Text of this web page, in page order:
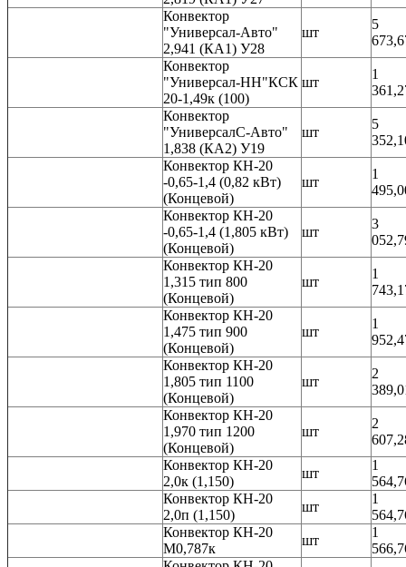
Конвектор
"Универсал-Авто"
2,941 (КА1) У28
шт
5
Конвектор
"Универсал-НН"КСК
20-1,49к (100)
шт
1
Конвектор
"УниверсалС-Авто"
1,838 (КА2) У19
шт
5
Конвектор КН-20
-0,65-1,4 (0,82 кВт)
(Концевой)
шт
1
Конвектор КН-20
-0,65-1,4 (1,805 кВт)
(Концевой)
шт
3
Конвектор КН-20
1,315 тип 800
(Концевой)
шт
1
Конвектор КН-20
1,475 тип 900
(Концевой)
шт
1
Конвектор КН-20
1,805 тип 1100
(Концевой)
шт
2
Конвектор КН-20
1,970 тип 1200
(Концевой)
шт
2
Конвектор КН-20
2,0к (1,150)
шт
1
Конвектор КН-20
2,0п (1,150)
шт
1
Конвектор КН-20
М0,787к
шт
1